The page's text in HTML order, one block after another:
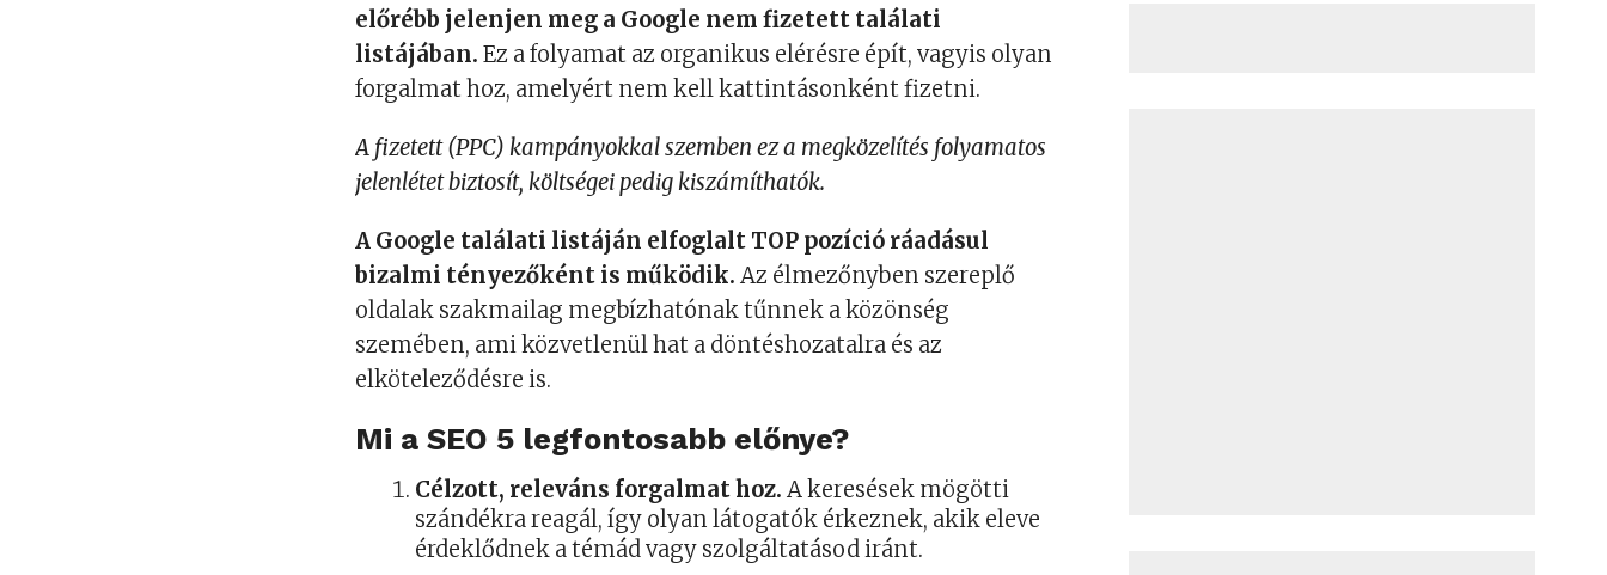
előrébb jelenjen meg a Google nem fizetett találati
listájában. Ez a folyamat az organikus elérésre épít, vagyis olyan
forgalmat hoz, amelyért nem kell kattintásonként fizetni.
A fizetett (PPC) kampányokkal szemben ez a megközelítés folyamatos
jelenlétet biztosít, költségei pedig kiszámíthatók.
A Google találati listáján elfoglalt TOP pozíció ráadásul
bizalmi tényezőként is működik. Az élmezőnyben szereplő
oldalak szakmailag megbízhatónak tűnnek a közönség
szemében, ami közvetlenül hat a döntéshozatalra és az
elköteleződésre is.
Mi a SEO 5 legfontosabb előnye?
Célzott, releváns forgalmat hoz. A keresések mögötti
szándékra reagál, így olyan látogatók érkeznek, akik eleve
érdeklődnek a témád vagy szolgáltatásod iránt.